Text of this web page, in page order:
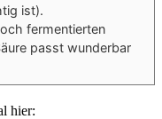
ist).
fermentierten
passt wunderbar
hier: